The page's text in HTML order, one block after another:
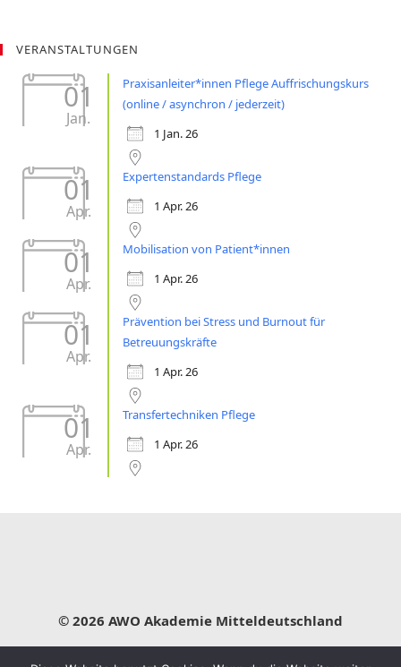
VERANSTALTUNGEN
01
Jan.
Praxisanleiter*innen Pflege Auffrischungskurs
(online / asynchron / jederzeit)
1 Jan. 26
01
Apr.
Expertenstandards Pflege
1 Apr. 26
01
Apr.
Mobilisation von Patient*innen
1 Apr. 26
01
Apr.
Prävention bei Stress und Burnout für
Betreuungskräfte
1 Apr. 26
01
Apr.
Transfertechniken Pflege
1 Apr. 26
© 2026 AWO Akademie Mitteldeutschland
Impressum Datenschutz Leitbild